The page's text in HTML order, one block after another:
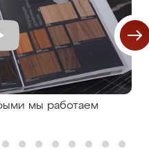
мы работаем